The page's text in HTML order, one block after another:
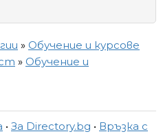
» Обучение и курсове
» Обучение и
• За Directory.bg • Връзка с